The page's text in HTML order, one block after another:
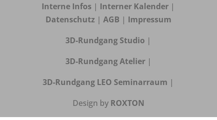
Interne Infos | Interner Kalender |
Datenschutz| AGB | Impressum
3D-Rundgang Studio |
3D-Rundgang Atelier|
3D-Rundgang LEO Seminarraum |
Design by ROXTON